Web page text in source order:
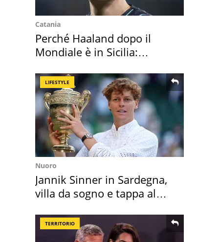
Catania
Perché Haaland dopo il
Mondiale è in Sicilia:
LIFESTYLE
Nuoro
Jannik Sinner in Sardegna,
villa da sogno e tappa al
TERRITORIO